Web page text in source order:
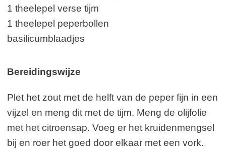
1 theelepel verse tijm
1 theelepel peperbollen
basilicumblaadjes
Bereidingswijze
Plet het zout met de helft van de peper fijn in een
vijzel en meng dit met de tijm. Meng de olijfolie
met het citroensap. Voeg er het kruidenmengsel
bij en roer het goed door elkaar met een vork.